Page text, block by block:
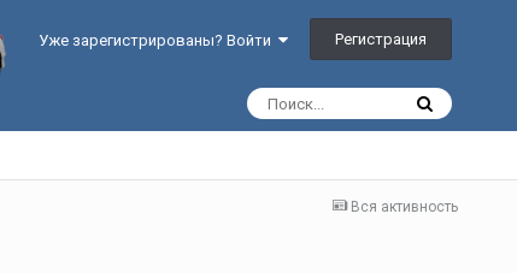
Уже зарегистрированы? Войти Регистрация
Вся активность